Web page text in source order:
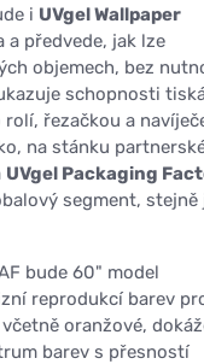
i UVgel Wallpaper
předvede, jak lze
objemech, bez
schopnosti
řezačkou a
na stánku
UVgel Packaging
segment, stejně
bude 60" model
reprodukcí barev
oranžové,
barev s přesností